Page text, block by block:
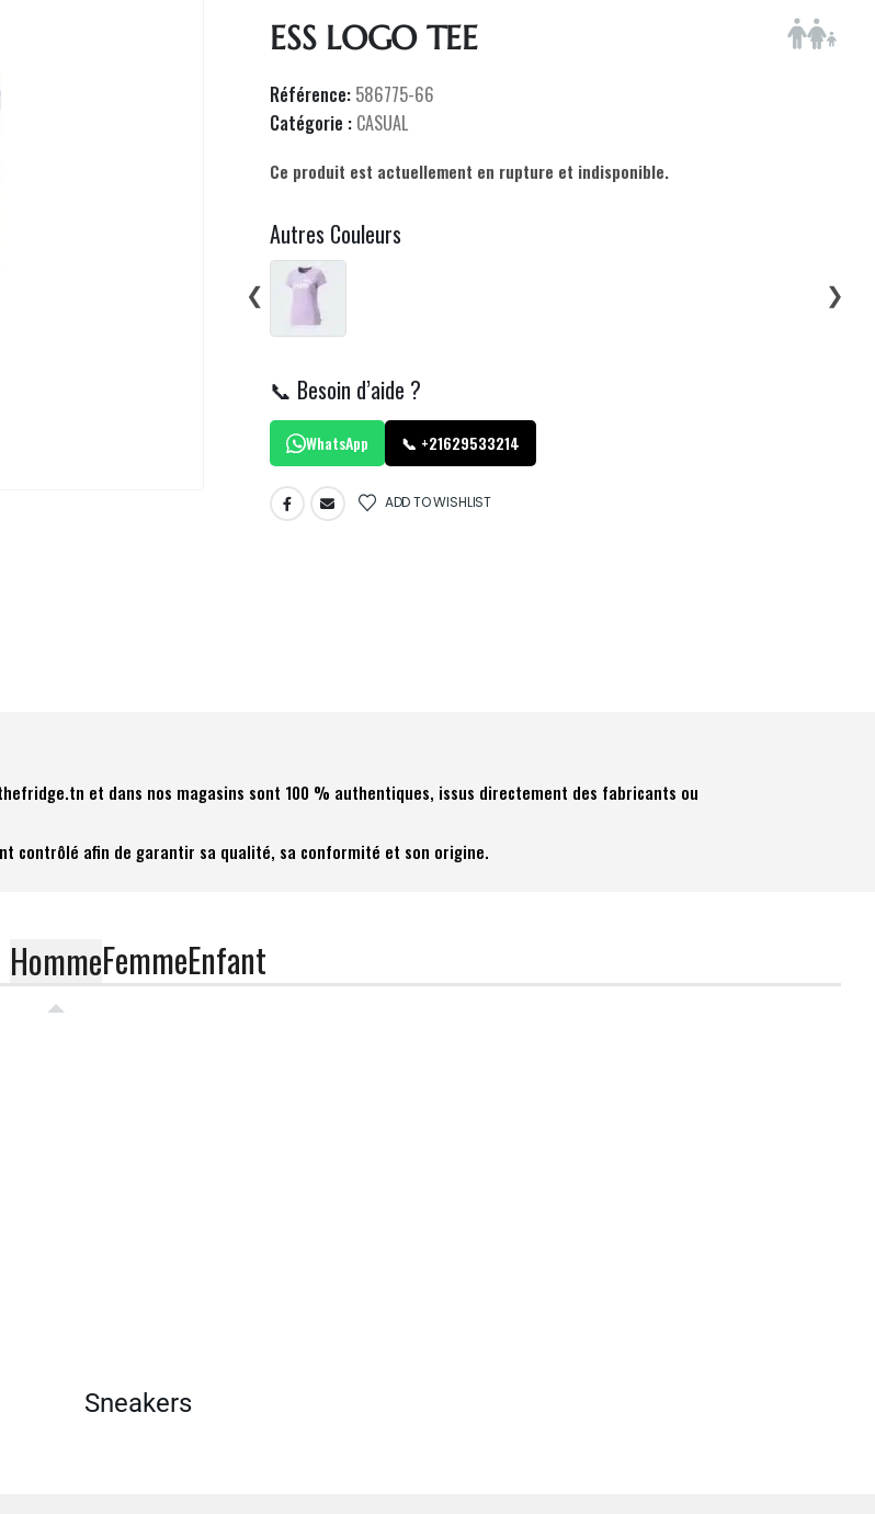
ESS LOGO TEE
Référence: 586775-66
Catégorie : CASUAL
Ce produit est actuellement en rupture et indisponible.
Autres Couleurs
❮
❯
📞 Besoin d’aide ?
WhatsApp 📞 +21629533214
ADD TO WISHLIST
et dans nos magasins sont 100 % authentiques, issus directement des fabricants ou
contrôlé afin de garantir sa qualité, sa conformité et son origine.
HommeFemmeEnfant
Sneakers